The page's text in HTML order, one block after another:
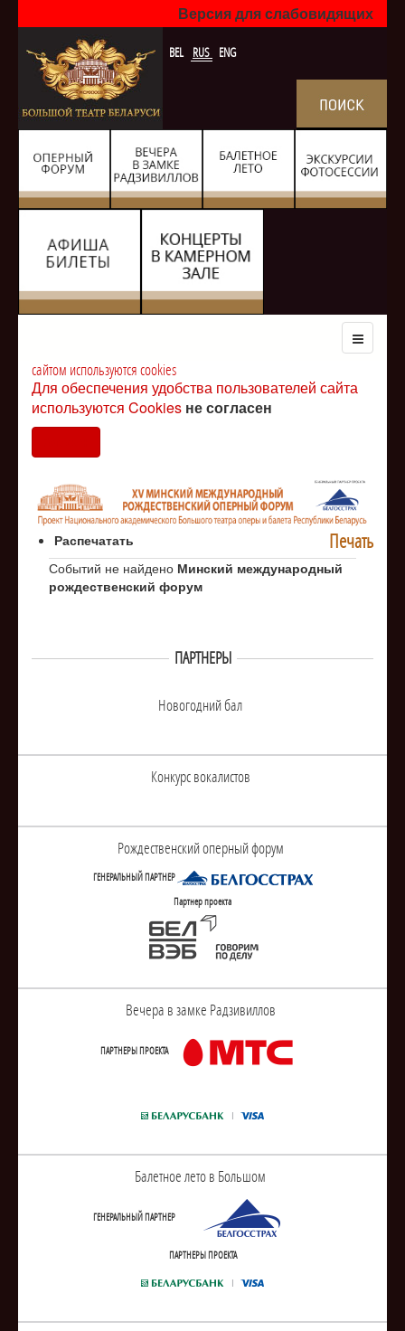
Версия для слабовидящих
BEL RUS ENG
сайтом используются cookies
Для обеспечения удобства пользователей сайта
используются Cookies не согласен
Печать
Распечатать
Событий не найдено Минский международный
рождественский форум
ПАРТНЕРЫ
Новогодний бал
Конкурс вокалистов
Рождественский оперный форум
ГЕНЕРАЛЬНЫЙ ПАРТНЕР
Партнер проекта
Вечера в замке Радзивиллов
ПАРТНЕРЫ ПРОЕКТА
Балетное лето в Большом
ГЕНЕРАЛЬНЫЙ ПАРТНЕР
ПАРТНЕРЫ ПРОЕКТА